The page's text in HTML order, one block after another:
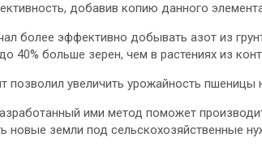
добавив копию данного
более эффективно добывать азот из
40% больше зерен, чем в растениях из
позволил увеличить урожайность пшеницы
ими метод поможет
новые земли под сельскохозяйственные